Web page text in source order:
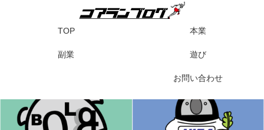
TOP 本業
副業 遊び
お問い合わせ